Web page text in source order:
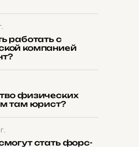
работать с
компанией
физических
там юрист?
стать форс-